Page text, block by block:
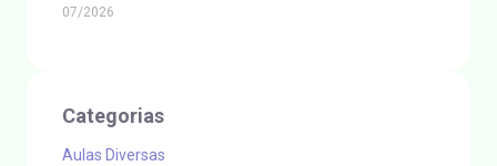
07/2026
Categorias
Aulas Diversas